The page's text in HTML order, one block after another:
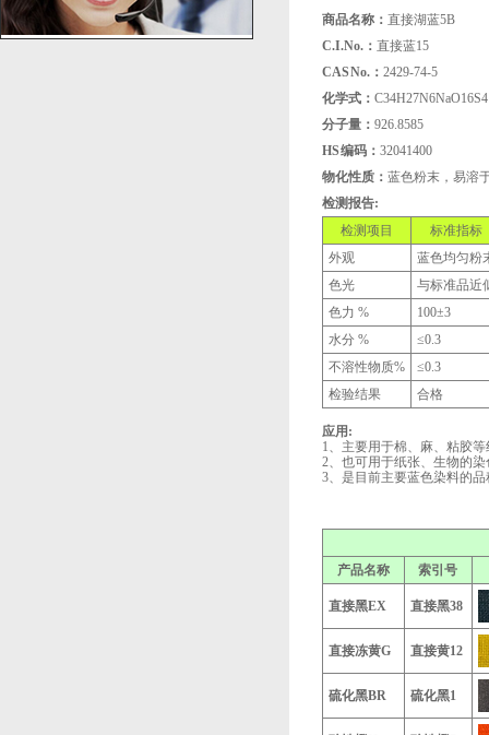
商品名称： 直接湖蓝5B
C.I.No.： 直接蓝15
CAS No.：2429-74-5
化学式： C34H27N6NaO16S4
分子量： 926.8585
HS 编码：32041400
物化性质： 蓝色粉末，易溶
检测报告:
检测项目
标准指标
外观
蓝色均匀粉
色光
与标准品近
色力 %
100±3
水分 %
≤0.3
不溶性物质%
≤0.3
检验结果
合格
应用:
1、主要用于棉、麻、粘胶
2、也可用于纸张、生物的
3、是目前主要蓝色染料的
产品名称 索引号
直接黑EX 直接黑38
直接冻黄G 直接黄12
硫化黑BR 硫化黑1